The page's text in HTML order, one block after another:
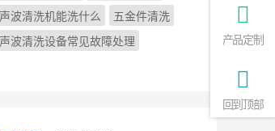
波清洗机能洗什么
五金件清洗
波清洗设备常见故障处理
产品定制
回到顶部